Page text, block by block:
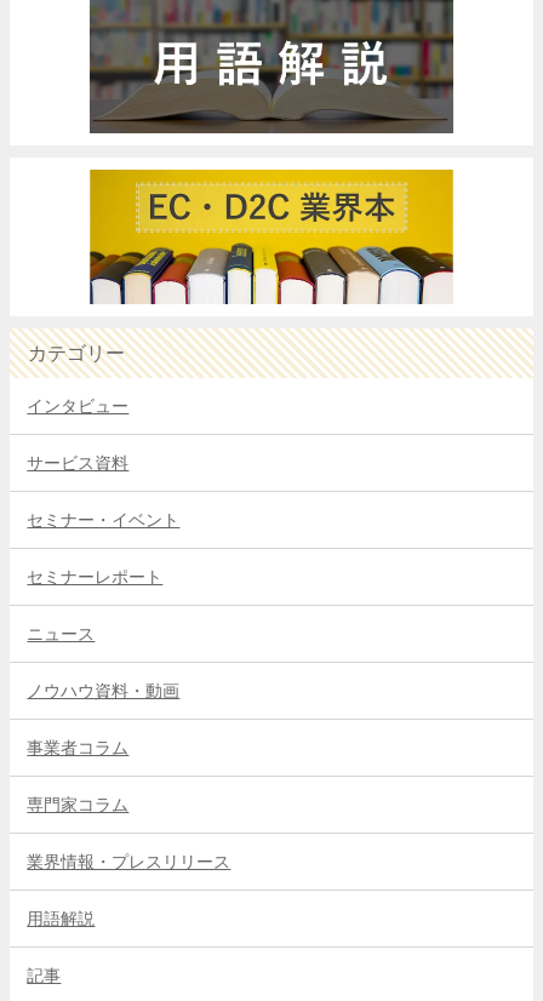
カテゴリー
インタビュー
サービス資料
セミナー・イベント
セミナーレポート
ニュース
ノウハウ資料・動画
事業者コラム
専門家コラム
業界情報・プレスリリース
用語解説
記事